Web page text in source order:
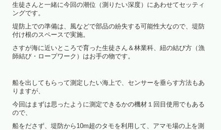
生徒さんと一緒に今回の潮位（測りたい深度）にあわせてセッティ
ングです。
堤防上での準備は、風などで部品の紛失する可能性大なので、堤防
付け根のスペースで実施。
さすが海に近いところで育った生徒さん＆林業科、紐の結び方（漁
師結び・ロープワーク）はお手の物です。
船を出してもらって測定したい海上で、センサーを垂らす方法もあ
りますが、
今回はまずは思ったように測定できるかの機材１回目使用でもある
ので、
船をださず、堤防から10m超のタモを利用して、アマモ場の上を測